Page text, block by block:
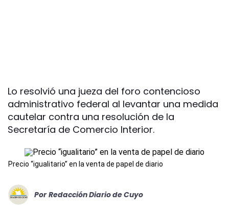
Lo resolvió una jueza del foro contencioso
administrativo federal al levantar una medida
cautelar contra una resolución de la
Secretaría de Comercio Interior.
Precio “igualitario” en la venta de papel de diario
Por Redacción Diario de Cuyo